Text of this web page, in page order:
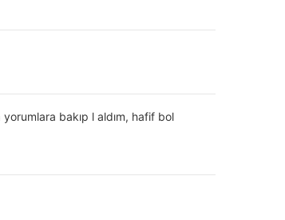
bakıp l aldım, hafif bol